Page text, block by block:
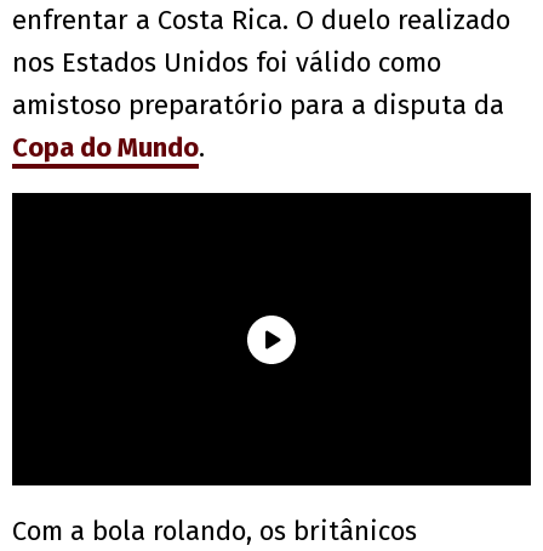
enfrentar a Costa Rica. O duelo realizado
nos Estados Unidos foi válido como
amistoso preparatório para a disputa da
Copa do Mundo.
Com a bola rolando, os britânicos